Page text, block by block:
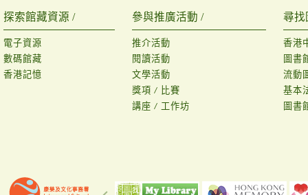
探索館藏資源 /
電子資源
數碼館藏
香港記憶
參與推廣活動 /
推介活動
閱讀活動
文學活動
獎項 / 比賽
講座 / 工作坊
尋找
香港
圖書
流動
基本
圖書